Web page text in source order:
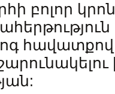
բոլոր
հավատքով